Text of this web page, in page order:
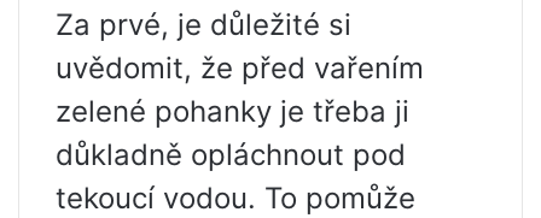
Za prvé, je důležité si
uvědomit, že před vařením
zelené pohanky je třeba ji
důkladně opláchnout pod
tekoucí vodou. To pomůže